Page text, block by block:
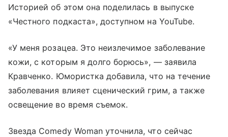
Историей об этом она поделилась в выпуске
«Честного подкаста», доступном на YouTube.
«У меня розацеа. Это неизлечимое заболевание
кожи, с которым я долго борюсь», — заявила
Кравченко. Юмористка добавила, что на течение
заболевания влияет сценический грим, а также
освещение во время съемок.
Звезда Comedy Woman уточнила, что сейчас